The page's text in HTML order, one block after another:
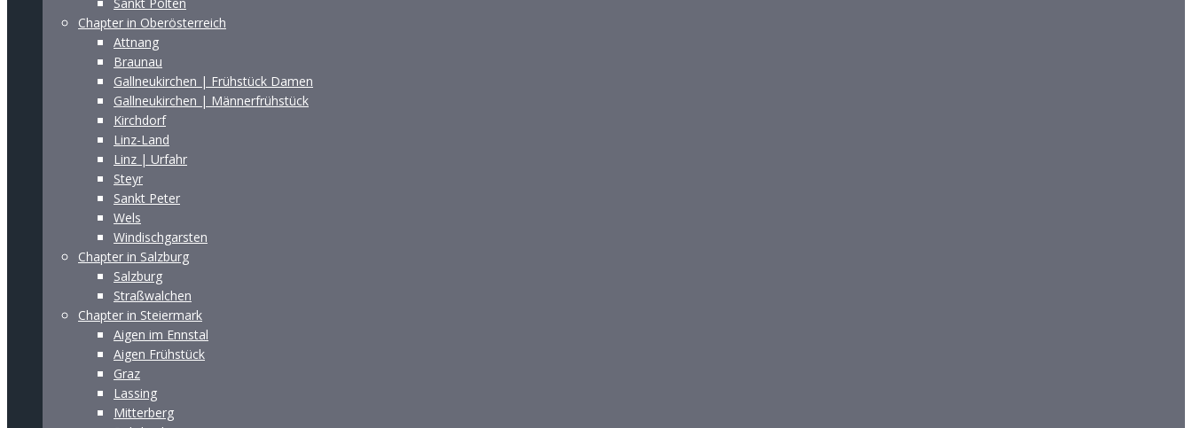
Chapter in Oberösterreich
Attnang
Braunau
Gallneukirchen | Frühstück Damen
Gallneukirchen | Männerfrühstück
Kirchdorf
Linz-Land
Linz | Urfahr
Steyr
Sankt Peter
Wels
Windischgarsten
Chapter in Salzburg
Salzburg
Straßwalchen
Chapter in Steiermark
Aigen im Ennstal
Aigen Frühstück
Graz
Lassing
Mitterberg